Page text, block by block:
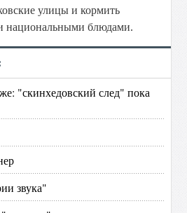
улицы и кормить
национальными блюдами.
"скинхедовский след" пока
звука"